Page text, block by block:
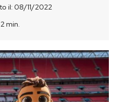
il: 08/11/2022
2min.